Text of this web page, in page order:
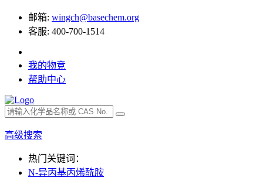
邮箱: wingch@basechem.org
客服: 400-700-1514
我的物竞
帮助中心
高级搜索
热门关键词：
N-异丙基丙烯酰胺